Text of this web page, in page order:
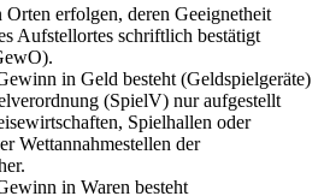
erfolgen, deren Geeignetheit
Aufstellortes schriftlich bestätigt
in Geld besteht (Geldspielgeräte)
(SpielV) nur aufgestellt
Spielhallen oder
Wettannahmestellen der
in Waren besteht